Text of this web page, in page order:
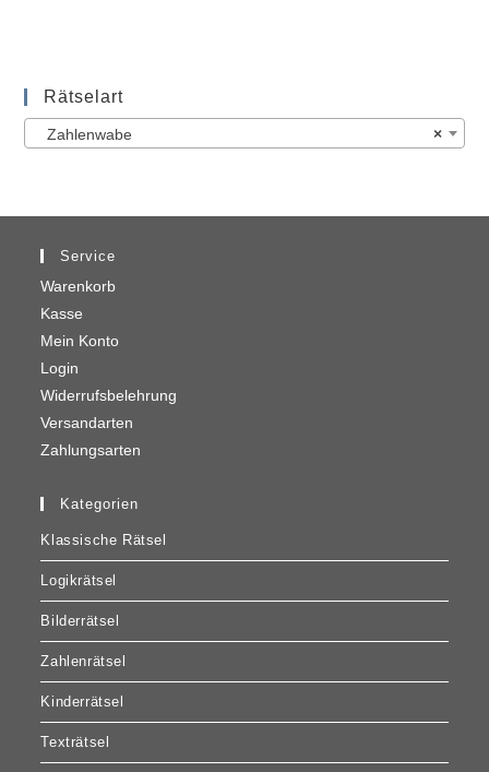
Rätselart
×
Zahlenwabe
Service
Warenkorb
Kasse
Mein Konto
Login
Widerrufsbelehrung
Versandarten
Zahlungsarten
Kategorien
Klassische Rätsel
Logikrätsel
Bilderrätsel
Zahlenrätsel
Kinderrätsel
Texträtsel